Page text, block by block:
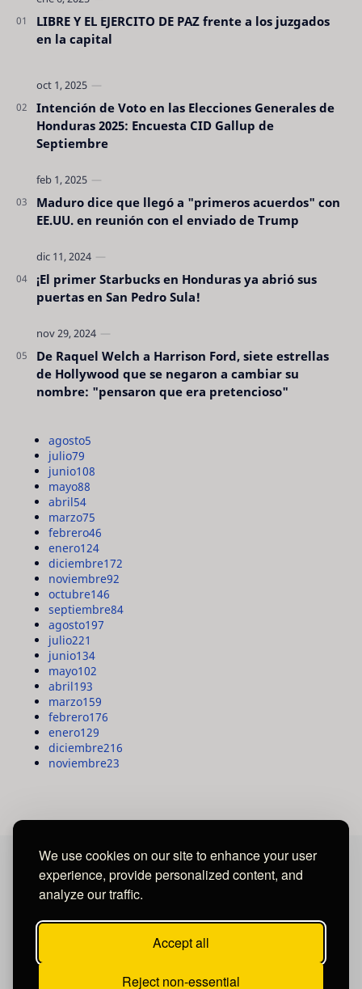
We use cookies on our site to enhance your user
experience, provide personalized content, and
analyze our traffic.
Accept all
Reject non-essential
LIBRE Y EL EJERCITO DE PAZ frente a los juzgados
en la capital
Intención de Voto en las Elecciones Generales de
Honduras 2025: Encuesta CID Gallup de
Septiembre
Maduro dice que llegó a "primeros acuerdos" con
EE.UU. en reunión con el enviado de Trump
¡El primer Starbucks en Honduras ya abrió sus
puertas en San Pedro Sula!
De Raquel Welch a Harrison Ford, siete estrellas
de Hollywood que se negaron a cambiar su
nombre: "pensaron que era pretencioso"
agosto5
julio79
junio108
mayo88
abril54
marzo75
febrero46
enero124
diciembre172
noviembre92
octubre146
septiembre84
agosto197
julio221
junio134
mayo102
abril193
marzo159
febrero176
enero129
diciembre216
noviembre23
MAYA MEDIA GROUP
Ubicados en Tegucigalpa - Honduras.